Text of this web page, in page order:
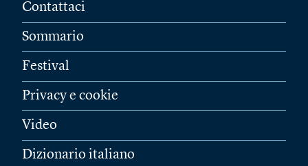
Contattaci
Sommario
Festival
Privacy e cookie
Video
Dizionario italiano